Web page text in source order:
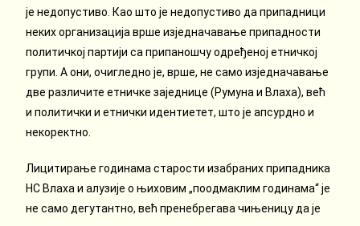
је недопустиво. Као што је недопустиво да припадници
неких организација врше изједначавање припадности
политичкој партији са припаношчу одређеној етничкој
групи. А они, очигледно је, врше, не само изједначавање
две различите етничке заједнице (Румуна и Влаха), већ
и политички и етнички идентиетет, што је апсурдно и
некоректно.
Лицитирање годинама старости изабраних припадника
НС Влаха и алузије о њиховим „поодмаклим годинама“ је
не само дегутантно, већ пренебрегава чињеницу да је